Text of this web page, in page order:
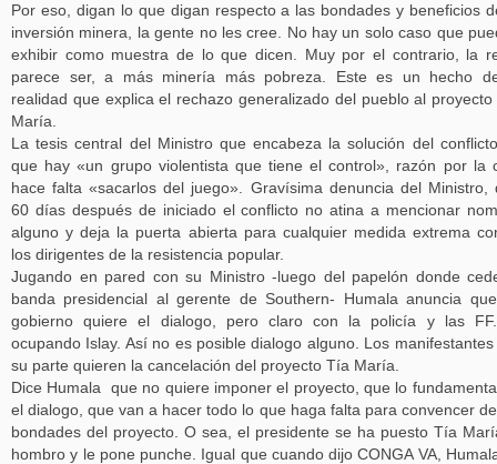
Por eso, digan lo que digan respecto a las bondades y beneficios
inversión minera, la gente no les cree. No hay un solo caso que
exhibir como muestra de lo que dicen. Muy por el contrario, la
parece ser, a más minería más pobreza. Este es un hecho
realidad que explica el rechazo generalizado del pueblo al
María.
La tesis central del Ministro que encabeza la solución del
que hay «un grupo violentista que tiene el control», razón por la
hace falta «sacarlos del juego». Gravísima denuncia del Ministro,
60 días después de iniciado el conflicto no atina a mencionar
alguno y deja la puerta abierta para cualquier medida extrema
los dirigentes de la resistencia popular.
Jugando en pared con su Ministro -luego del papelón donde
banda presidencial al gerente de Southern- Humala anuncia
gobierno quiere el dialogo, pero claro con la policía y las
ocupando Islay. Así no es posible dialogo alguno. Los manifestantes
su parte quieren la cancelación del proyecto Tía María.
Dice Humala que no quiere imponer el proyecto, que lo
el dialogo, que van a hacer todo lo que haga falta para convencer
bondades del proyecto. O sea, el presidente se ha puesto Tía
hombro y le pone punche. Igual que cuando dijo CONGA VA,